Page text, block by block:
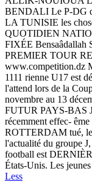
BENDALI Le P-DG
LA TUNISIE les
QUOTIDIEN
FIXÉE
PREMIER TOUR
www.competition.dz
1111 rienne U17 est
l'attend lors de la
novembre au 13
FUTUR PAYS-BAS
récemment effec-
ROTTERDAM tué,
l'actualité du groupe
football est
États-Unis. Les
Less